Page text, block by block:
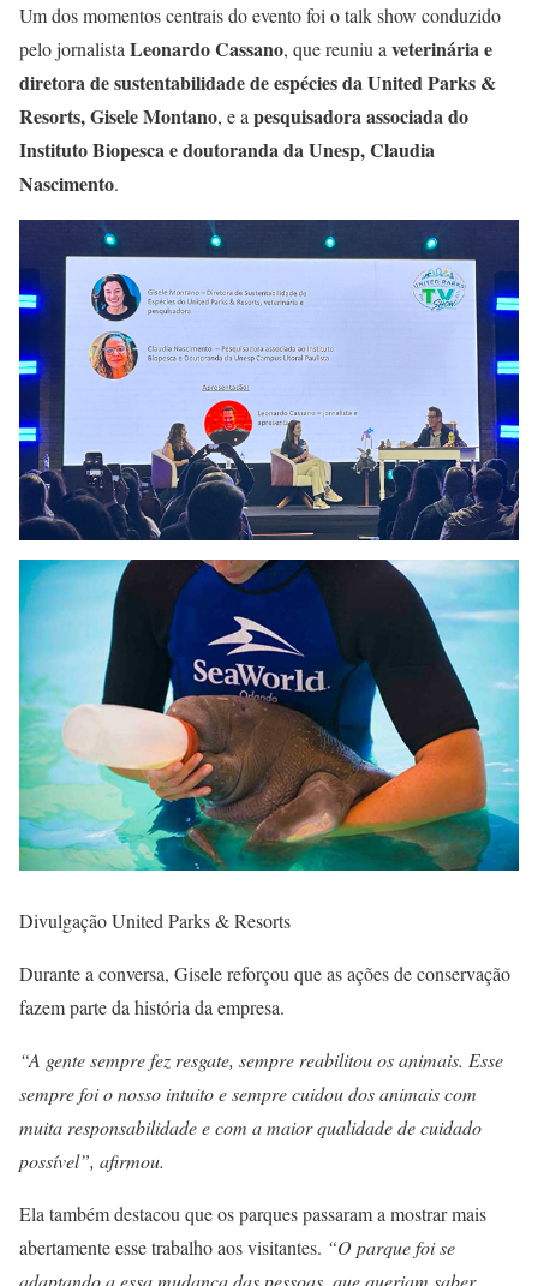
Um dos momentos centrais do evento foi o talk show conduzido
pelo jornalista Leonardo Cassano, que reuniu a veterinária e
diretora de sustentabilidade de espécies da United Parks &
Resorts, Gisele Montano, e a pesquisadora associada do
Instituto Biopesca e doutoranda da Unesp, Claudia
Nascimento.
Divulgação United Parks & Resorts
Durante a conversa, Gisele reforçou que as ações de conservação
fazem parte da história da empresa.
“A gente sempre fez resgate, sempre reabilitou os animais. Esse
sempre foi o nosso intuito e sempre cuidou dos animais com
muita responsabilidade e com a maior qualidade de cuidado
possível”, afirmou.
Ela também destacou que os parques passaram a mostrar mais
abertamente esse trabalho aos visitantes. “O parque foi se
adaptando a essa mudança das pessoas, que queriam saber